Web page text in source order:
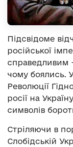
Підсвідоме
російської
справедливим
чому боялись.
Революції
росії на
символів
Стріляючи в
Слобідській